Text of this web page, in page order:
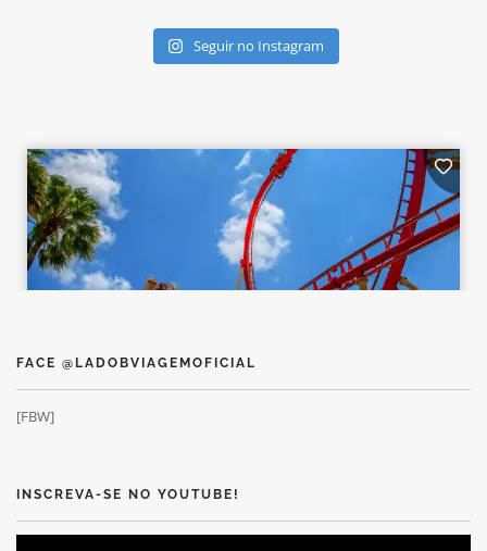
Seguir no Instagram
FACE @LADOBVIAGEMOFICIAL
[FBW]
INSCREVA-SE NO YOUTUBE!